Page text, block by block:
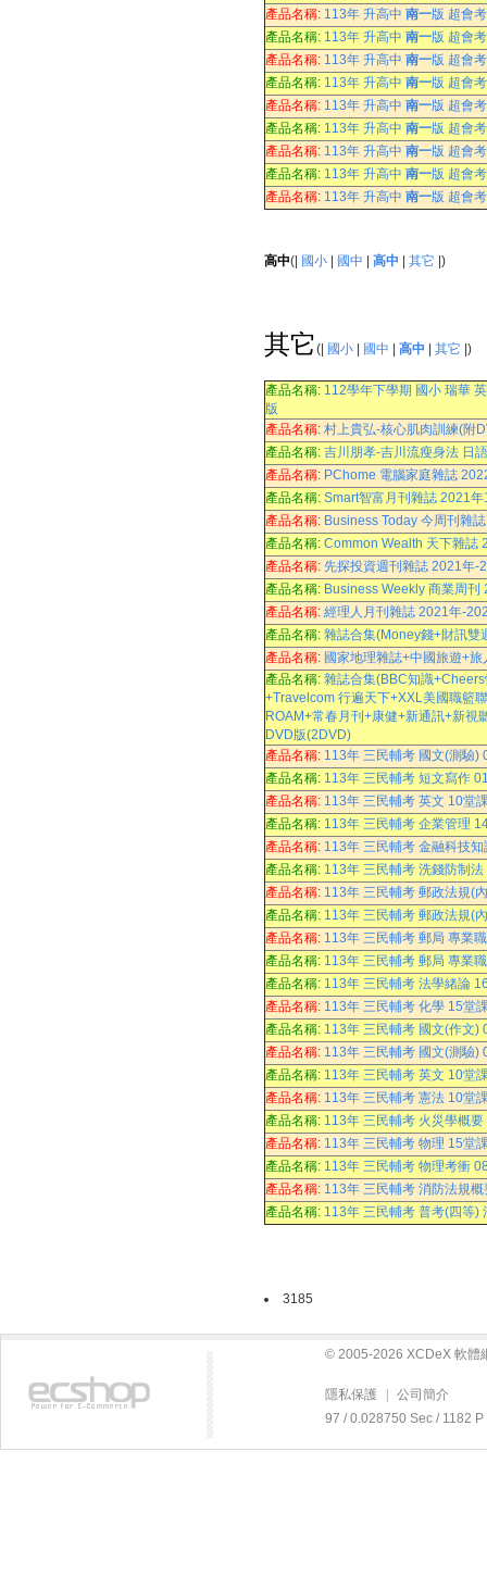
產品名稱: 113年 升高中 南一版 超會
產品名稱: 113年 升高中 南一版 超會
產品名稱: 113年 升高中 南一版 超會
產品名稱: 113年 升高中 南一版 超會
產品名稱: 113年 升高中 南一版 超會
產品名稱: 113年 升高中 南一版 超會
產品名稱: 113年 升高中 南一版 超會
產品名稱: 113年 升高中 南一版 超會
產品名稱: 113年 升高中 南一版 超會
高中(| 國小 國中 高中 其它 |)
其它 (| 國小 國中 高中 其它 |)
產品名稱: 112學年下學期 國小 瑞華
版
產品名稱: 村上貴弘-核心肌肉訓練(附
產品名稱: 吉川朋孝-吉川流瘦身法 日
產品名稱: PChome 電腦家庭雜誌
產品名稱: Smart智富月刊雜誌 2021
產品名稱: Business Today 今周刊雜
產品名稱: Common Wealth 天下雜誌
產品名稱: 先探投資週刊雜誌 2021年-
產品名稱: Business Weekly 商業周
產品名稱: 經理人月刊雜誌 2021年-
產品名稱: 雜誌合集(Money錢+財訊雙
產品名稱: 國家地理雜誌+中國旅遊+
產品名稱: 雜誌合集(BBC知識
+Travelcom 行遍天下+XXL美國職籃
ROAM+常春月刊+康健+新通訊+新
DVD版(2DVD)
產品名稱: 113年 三民輔考 國文(測驗)
產品名稱: 113年 三民輔考 短文寫作
產品名稱: 113年 三民輔考 英文 10堂
產品名稱: 113年 三民輔考 企業管理
產品名稱: 113年 三民輔考 金融科技
產品名稱: 113年 三民輔考 洗錢防制
產品名稱: 113年 三民輔考 郵政法規(
產品名稱: 113年 三民輔考 郵政法規(
產品名稱: 113年 三民輔考 郵局 專業
產品名稱: 113年 三民輔考 郵局 專業
產品名稱: 113年 三民輔考 法學緒論
產品名稱: 113年 三民輔考 化學 15堂
產品名稱: 113年 三民輔考 國文(作文)
產品名稱: 113年 三民輔考 國文(測驗)
產品名稱: 113年 三民輔考 英文 10堂
產品名稱: 113年 三民輔考 憲法 10堂
產品名稱: 113年 三民輔考 火災學概
產品名稱: 113年 三民輔考 物理 15堂
產品名稱: 113年 三民輔考 物理考衝
產品名稱: 113年 三民輔考 消防法規
產品名稱: 113年 三民輔考 普考(四等)
3185
© 2005-2026 XCDeX 軟體
隱私保護
公司簡介
97 / 0.028750 Sec / 1182